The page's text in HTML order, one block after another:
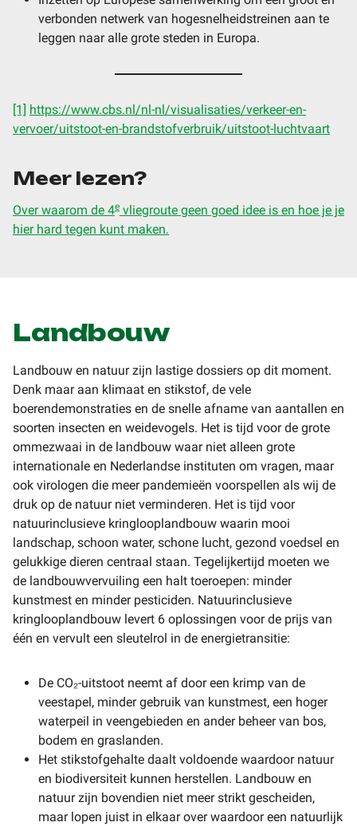
verbonden netwerk van hogesnelheidstreinen aan te
leggen naar alle grote steden in Europa.
[1] https://www.cbs.nl/nl-nl/visualisaties/verkeer-en-
vervoer/uitstoot-en-brandstofverbruik/uitstoot-luchtvaart
Meer lezen?
Over waarom de 4e vliegroute geen goed idee is en hoe je je
hier hard tegen kunt maken.
Landbouw
Landbouw en natuur zijn lastige dossiers op dit moment.
Denk maar aan klimaat en stikstof, de vele
boerendemonstraties en de snelle afname van aantallen en
soorten insecten en weidevogels. Het is tijd voor de grote
ommezwaai in de landbouw waar niet alleen grote
internationale en Nederlandse instituten om vragen, maar
ook virologen die meer pandemieën voorspellen als wij de
druk op de natuur niet verminderen. Het is tijd voor
natuurinclusieve kringlooplandbouw waarin mooi
landschap, schoon water, schone lucht, gezond voedsel en
gelukkige dieren centraal staan. Tegelijkertijd moeten we
de landbouwvervuiling een halt toeroepen: minder
kunstmest en minder pesticiden. Natuurinclusieve
kringlooplandbouw levert 6 oplossingen voor de prijs van
één en vervult een sleutelrol in de energietransitie:
De CO₂-uitstoot neemt af door een krimp van de
veestapel, minder gebruik van kunstmest, een hoger
waterpeil in veengebieden en ander beheer van bos,
bodem en graslanden.
Het stikstofgehalte daalt voldoende waardoor natuur
en biodiversiteit kunnen herstellen. Landbouw en
natuur zijn bovendien niet meer strikt gescheiden,
maar lopen juist in elkaar over waardoor een natuurlijk